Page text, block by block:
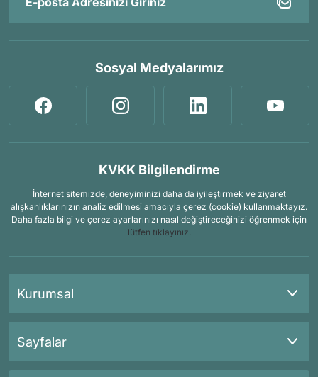
Sosyal Medyalarımız
KVKK Bilgilendirme
İnternet sitemizde, deneyiminizi daha da iyileştirmek ve ziyaret
alışkanlıklarınızın analiz edilmesi amacıyla çerez (cookie) kullanmaktayız.
Daha fazla bilgi ve çerez ayarlarınızı nasıl değiştireceğinizi öğrenmek için
lütfen tıklayınız.
Kurumsal
Sayfalar